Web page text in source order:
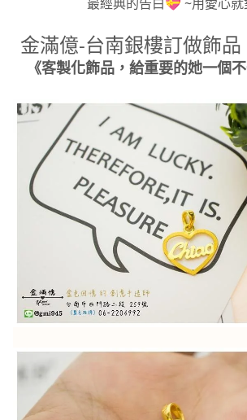
金滿億-台南銀樓訂做飾
《客製化飾品，給重要的她一個